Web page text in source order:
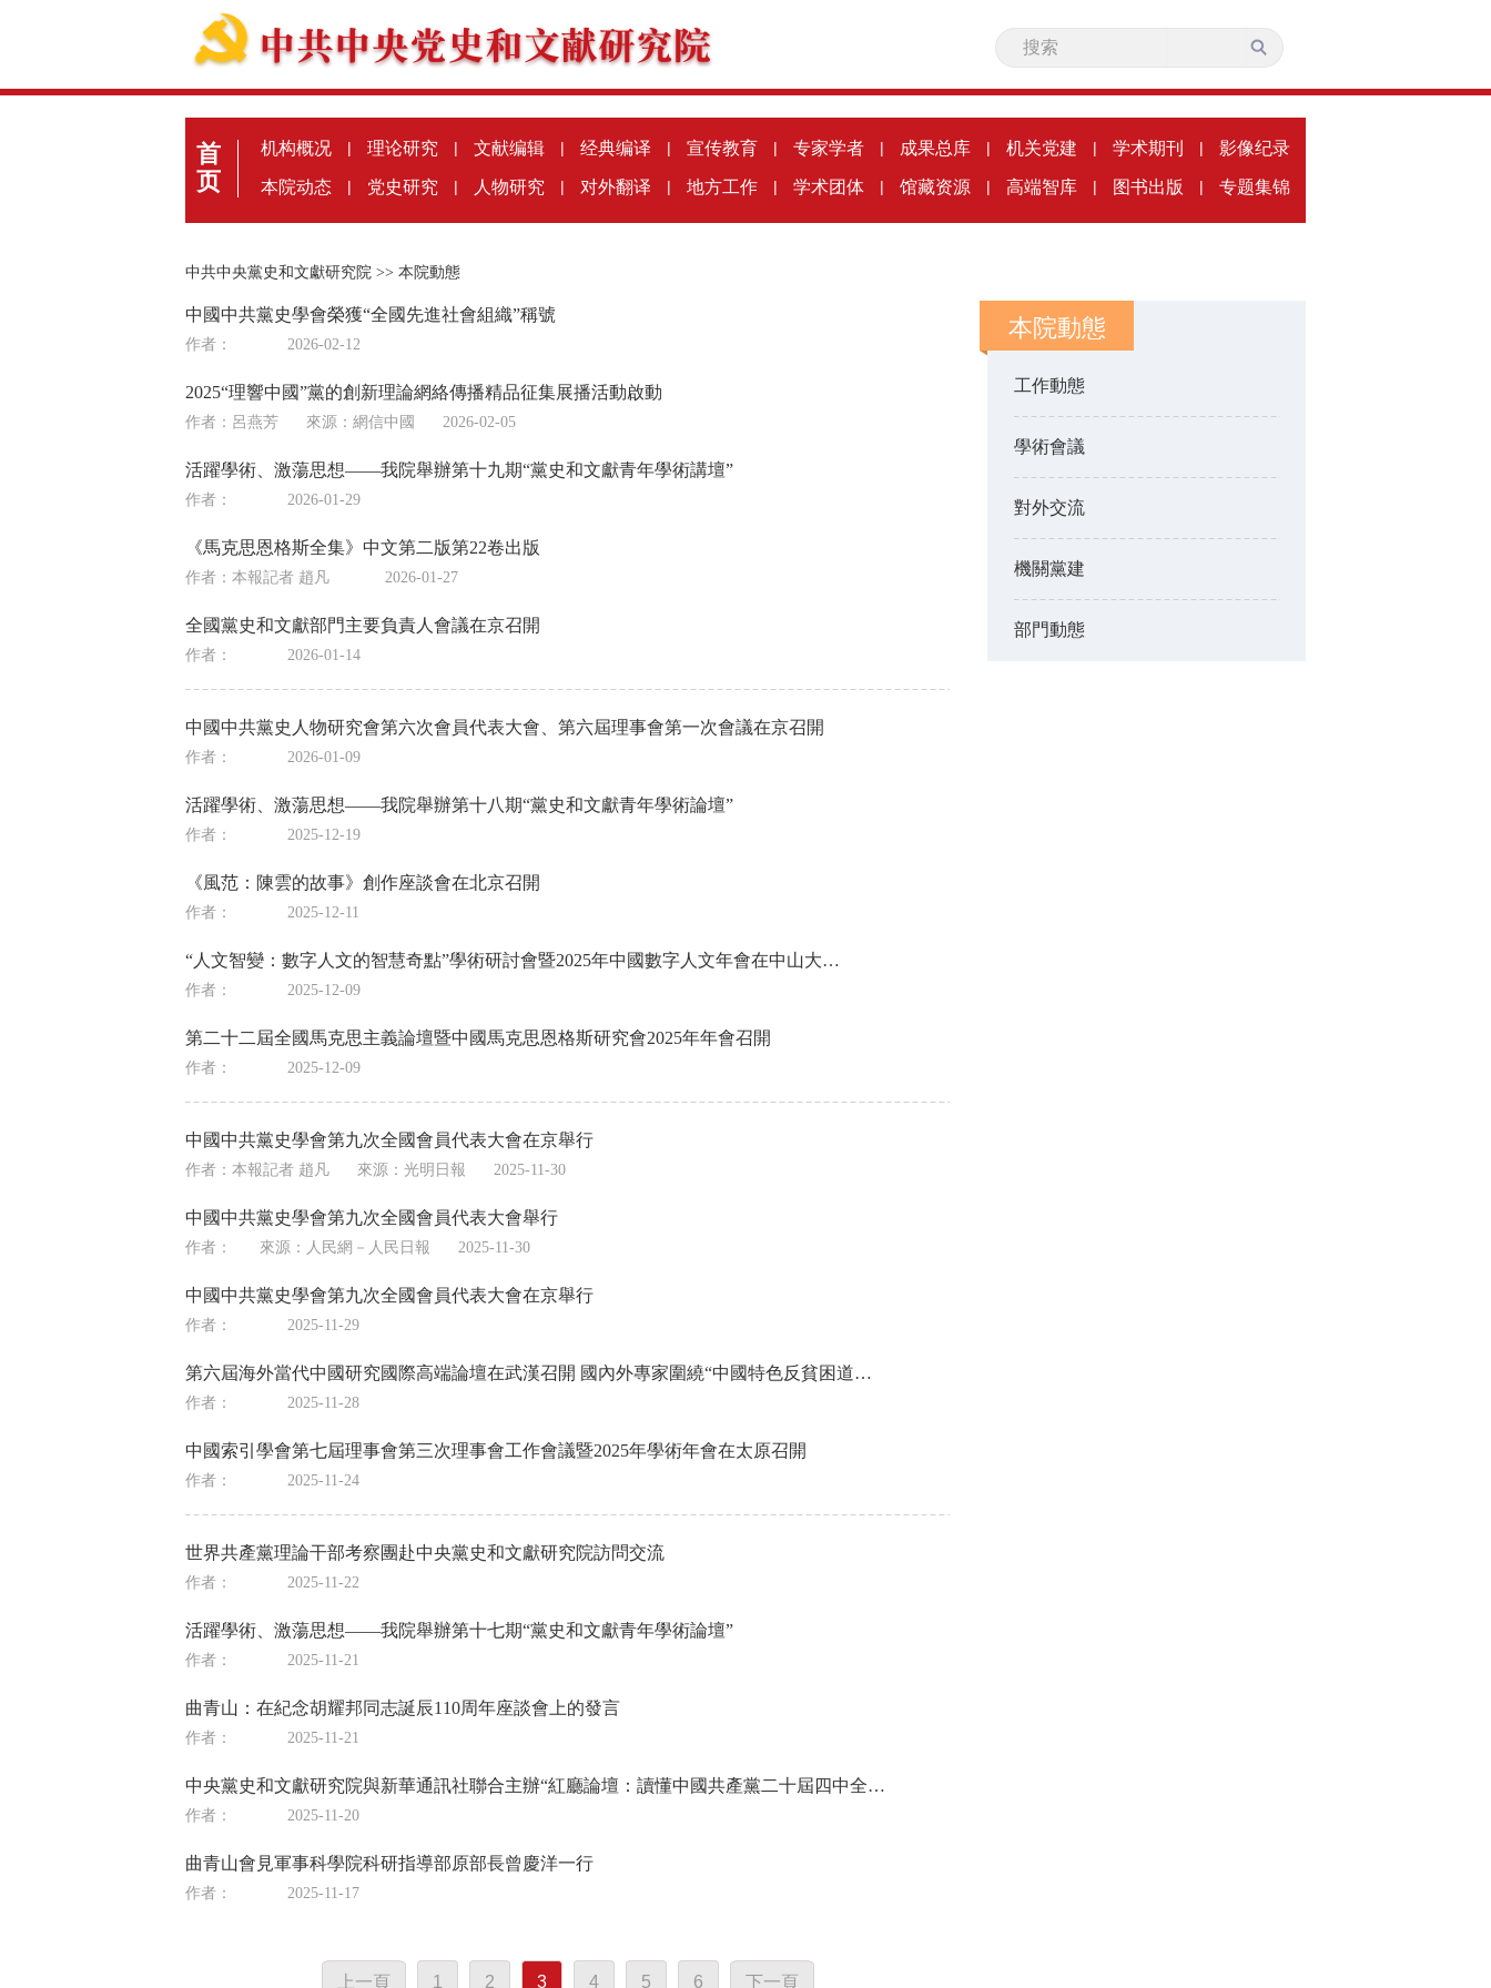
首
页
机构概况 | 理论研究 | 文献编辑 | 经典编译 | 宣传教育 | 专家学者 | 成果总库 | 机关党建 | 学术期刊 | 影像纪录
本院动态 | 党史研究 | 人物研究 | 对外翻译 | 地方工作 | 学术团体 | 馆藏资源 | 高端智库 | 图书出版 | 专题集锦
中共中央黨史和文獻研究院 >> 本院動態
中國中共黨史學會榮獲“全國先進社會組織”稱號
作者： 2026-02-12
2025“理響中國”黨的創新理論網絡傳播精品征集展播活動啟動
作者：呂燕芳 來源： 網信中國 2026-02-05
活躍學術、激蕩思想——我院舉辦第十九期“黨史和文獻青年學術講壇”
作者： 2026-01-29
《馬克思恩格斯全集》中文第二版第22卷出版
作者：本報記者 趙凡 2026-01-27
全國黨史和文獻部門主要負責人會議在京召開
作者： 2026-01-14
中國中共黨史人物研究會第六次會員代表大會、第六屆理事會第一次會議在京召開
作者： 2026-01-09
活躍學術、激蕩思想——我院舉辦第十八期“黨史和文獻青年學術論壇”
作者： 2025-12-19
《風范：陳雲的故事》創作座談會在北京召開
作者： 2025-12-11
“人文智變：數字人文的智慧奇點”學術研討會暨2025年中國數字人文年會在中山大…
作者： 2025-12-09
第二十二屆全國馬克思主義論壇暨中國馬克思恩格斯研究會2025年年會召開
作者： 2025-12-09
中國中共黨史學會第九次全國會員代表大會在京舉行
作者：本報記者 趙凡 來源： 光明日報 2025-11-30
中國中共黨史學會第九次全國會員代表大會舉行
作者： 來源： 人民網－人民日報 2025-11-30
中國中共黨史學會第九次全國會員代表大會在京舉行
作者： 2025-11-29
第六屆海外當代中國研究國際高端論壇在武漢召開 國內外專家圍繞“中國特色反貧困道…
作者： 2025-11-28
中國索引學會第七屆理事會第三次理事會工作會議暨2025年學術年會在太原召開
作者： 2025-11-24
世界共產黨理論干部考察團赴中央黨史和文獻研究院訪問交流
作者： 2025-11-22
活躍學術、激蕩思想——我院舉辦第十七期“黨史和文獻青年學術論壇”
作者： 2025-11-21
曲青山：在紀念胡耀邦同志誕辰110周年座談會上的發言
作者： 2025-11-21
中央黨史和文獻研究院與新華通訊社聯合主辦“紅廳論壇：讀懂中國共產黨二十屆四中全…
作者： 2025-11-20
曲青山會見軍事科學院科研指導部原部長曾慶洋一行
作者： 2025-11-17
上一頁 1 2 3 4 5 6 下一頁
本院動態
工作動態
學術會議
對外交流
機關黨建
部門動態